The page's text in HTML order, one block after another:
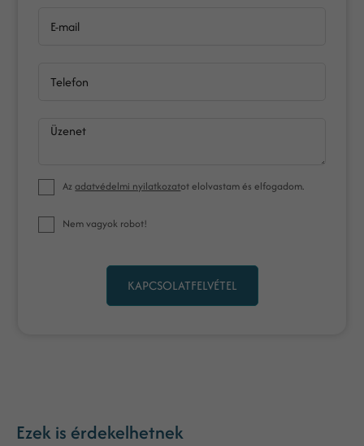
E-mail
Telefon
Üzenet
Azadatvédelmi nyilatkozatot elolvastam és elfogadom.
Nem vagyok robot!
KAPCSOLATFELVÉTEL
Ezek is érdekelhetnek